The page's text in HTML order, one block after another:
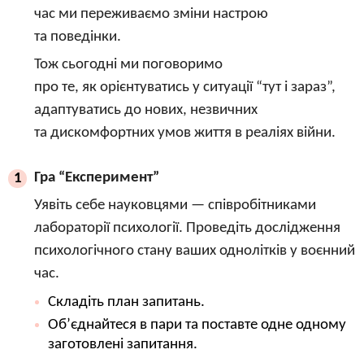
час ми переживаємо зміни настрою
та поведінки.
Тож сьогодні ми поговоримо
про те, як орієнтуватись у ситуації “тут і зараз”,
адаптуватись до нових, незвичних
та дискомфортних умов життя в реаліях війни.
1
Гра “Експеримент”
Уявіть себе науковцями — співробітниками
лабораторії психології. Проведіть дослідження
психологічного стану ваших однолітків у воєнний
час.
Складіть план запитань.
Об’єднайтеся в пари та поставте одне одному
заготовлені запитання.